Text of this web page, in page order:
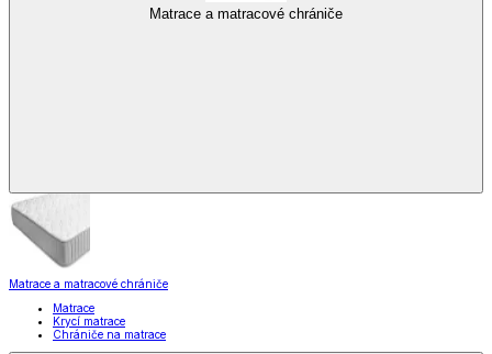
Matrace a matracové chrániče
Matrace a matracové chrániče
Matrace
Krycí matrace
Chrániče na matrace